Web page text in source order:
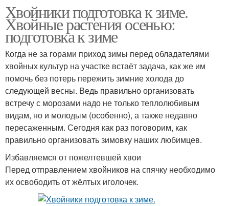
Хвойники подготовка к зиме.
Хвойные растения осенью:
подготовка к зиме
Когда не за горами приход зимы перед обладателями
хвойных культур на участке встаёт задача, как же им
помочь без потерь пережить зимние холода до
следующей весны. Ведь правильно организовать
встречу с морозами надо не только теплолюбивым
видам, но и молодым (особенно), а также недавно
пересаженным. Сегодня как раз поговорим, как
правильно организовать зимовку наших любимцев.
Избавляемся от пожелтевшей хвои
Перед отправлением хвойников на спячку необходимо
их освободить от жёлтых иголочек.